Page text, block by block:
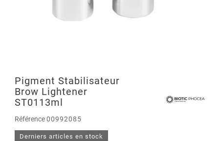
Pigment Stabilisateur
Brow Lightener
ST0113ml
Référence00992085
Derniers articles en stock